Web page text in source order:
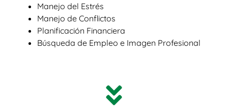
Manejo del Estrés
Manejo de Conflictos
Planificación Financiera
Búsqueda de Empleo e Imagen Profesional